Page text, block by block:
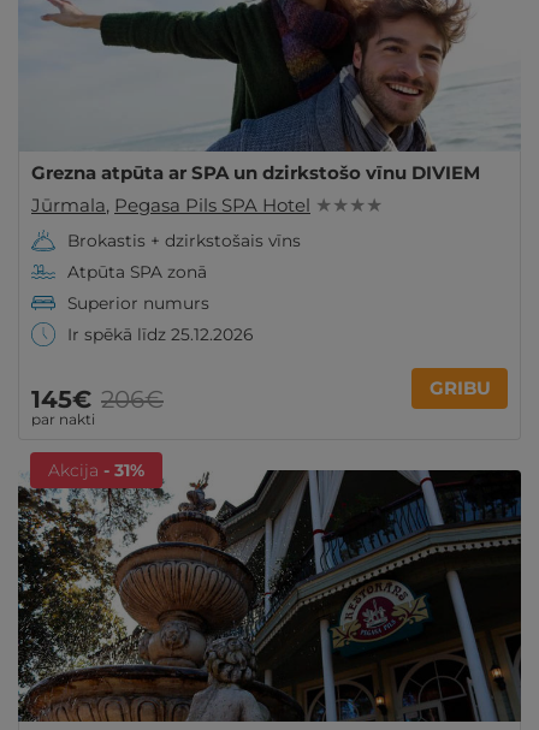
Grezna atpūta ar SPA un dzirkstošo vīnu DIVIEM
Jūrmala, Pegasa Pils SPA Hotel ★ ★ ★ ★
Brokastis + dzirkstošais vīns
Atpūta SPA zonā
Superior numurs
Ir spēkā līdz 25.12.2026
145€
par nakti
206€ GRIBU
Akcija - 31%